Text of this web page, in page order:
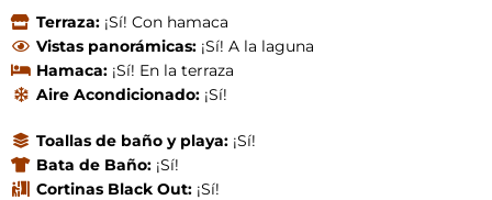
Terraza:¡Sí! Con hamaca
Vistas panorámicas:¡Sí! A la laguna
Hamaca:¡Sí! En la terraza
Aire Acondicionado:¡Sí!
Toallas de baño y playa:¡Sí!
Bata de Baño:¡Sí!
Cortinas Black Out:¡Sí!